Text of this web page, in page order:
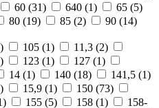
60 (31) 640 (1) 65 (5)
80 (19) 85 (2) 90 (14)
) 105 (1) 11,3 (2)
) 123 (1) 127 (1)
14 (1) 140 (18) 141,5 (1)
) 15,9 (1) 150 (73)
) 155 (5) 158 (1)
158-